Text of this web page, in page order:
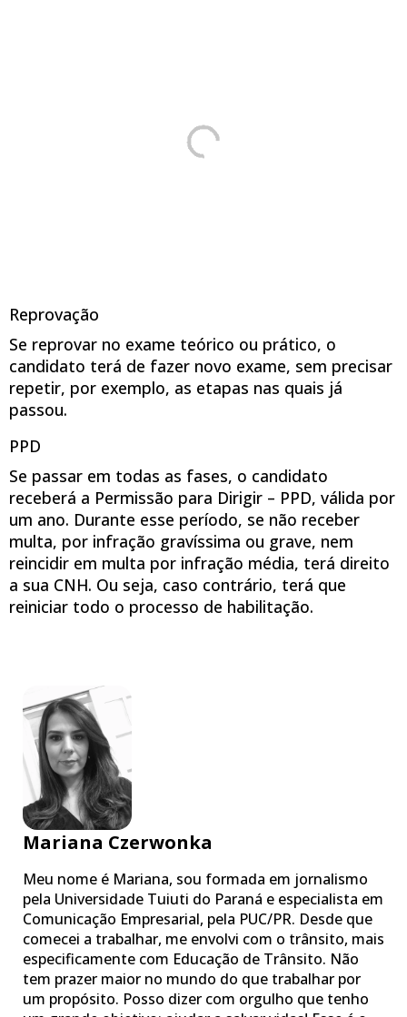
Reprovação
Se reprovar no exame teórico ou prático, o
candidato terá de fazer novo exame, sem precisar
repetir, por exemplo, as etapas nas quais já
passou.
PPD
Se passar em todas as fases, o candidato
receberá a Permissão para Dirigir – PPD, válida por
um ano. Durante esse período, se não receber
multa, por infração gravíssima ou grave, nem
reincidir em multa por infração média, terá direito
a sua CNH. Ou seja, caso contrário, terá que
reiniciar todo o processo de habilitação.
Mariana Czerwonka
Meu nome é Mariana, sou formada em jornalismo
pela Universidade Tuiuti do Paraná e especialista em
Comunicação Empresarial, pela PUC/PR. Desde que
comecei a trabalhar, me envolvi com o trânsito, mais
especificamente com Educação de Trânsito. Não
tem prazer maior no mundo do que trabalhar por
um propósito. Posso dizer com orgulho que tenho